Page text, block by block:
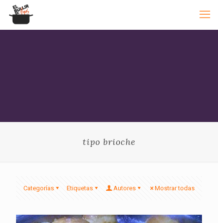
tipo brioche
Categorías Etiquetas Autores Mostrar todas